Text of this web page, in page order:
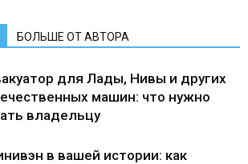
БОЛЬШЕ ОТ АВТОРА
для Лады, Нивы и других
машин: что нужно
владельцу
в вашей истории: как